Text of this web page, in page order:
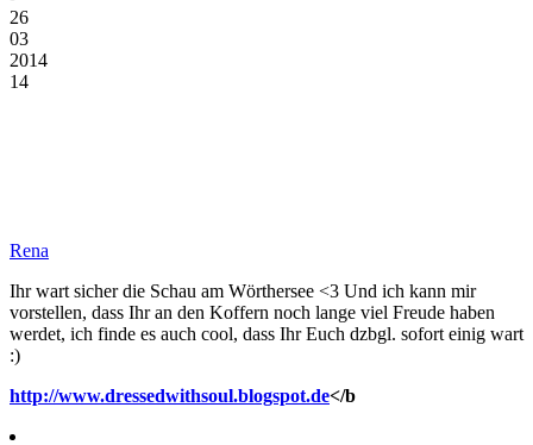
26
03
2014
14
Rena
Ihr wart sicher die Schau am Wörthersee <3 Und ich kann mir
vorstellen, dass Ihr an den Koffern noch lange viel Freude haben
werdet, ich finde es auch cool, dass Ihr Euch dzbgl. sofort einig wart
:)
http://www.dressedwithsoul.blogspot.de</b